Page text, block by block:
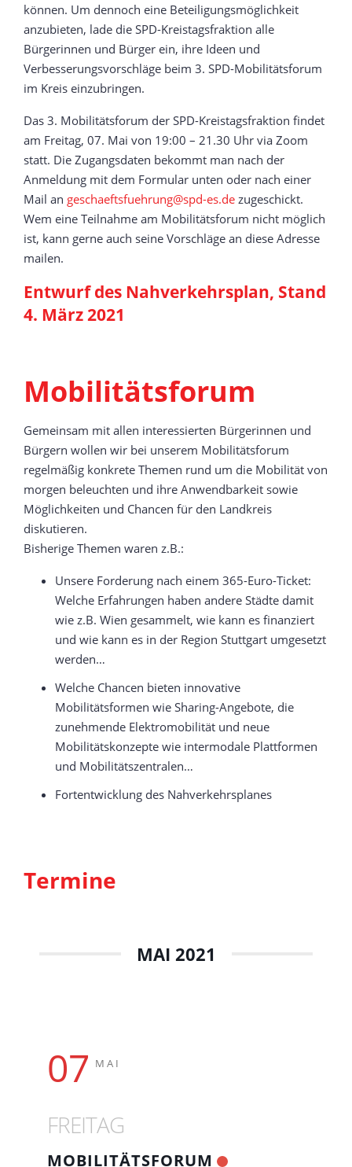
können. Um dennoch eine Beteiligungsmöglichkeit
anzubieten, lade die SPD-Kreistagsfraktion alle
Bürgerinnen und Bürger ein, ihre Ideen und
Verbesserungsvorschläge beim 3. SPD-Mobilitätsforum
im Kreis einzubringen.
Das 3. Mobilitätsforum der SPD-Kreistagsfraktion findet
am Freitag, 07. Mai von 19:00 – 21.30 Uhr via Zoom
statt. Die Zugangsdaten bekommt man nach der
Anmeldung mit dem Formular unten oder nach einer
Mail an geschaeftsfuehrung@spd-es.de zugeschickt.
Wem eine Teilnahme am Mobilitätsforum nicht möglich
ist, kann gerne auch seine Vorschläge an diese Adresse
mailen.
Entwurf des Nahverkehrsplan, Stand
4. März 2021
Mobilitätsforum
Gemeinsam mit allen interessierten Bürgerinnen und
Bürgern wollen wir bei unserem Mobilitätsforum
regelmäßig konkrete Themen rund um die Mobilität von
morgen beleuchten und ihre Anwendbarkeit sowie
Möglichkeiten und Chancen für den Landkreis
diskutieren.
Bisherige Themen waren z.B.:
Unsere Forderung nach einem 365-Euro-Ticket:
Welche Erfahrungen haben andere Städte damit
wie z.B. Wien gesammelt, wie kann es finanziert
und wie kann es in der Region Stuttgart umgesetzt
werden…
Welche Chancen bieten innovative
Mobilitätsformen wie Sharing-Angebote, die
zunehmende Elektromobilität und neue
Mobilitätskonzepte wie intermodale Plattformen
und Mobilitätszentralen…
Fortentwicklung des Nahverkehrsplanes
Termine
MAI 2021
07 MAI
FREITAG
MOBILITÄTSFORUM